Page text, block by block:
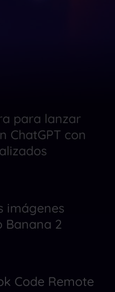
para lanzar
ChatGPT con
imágenes
Banana 2
Code Remote